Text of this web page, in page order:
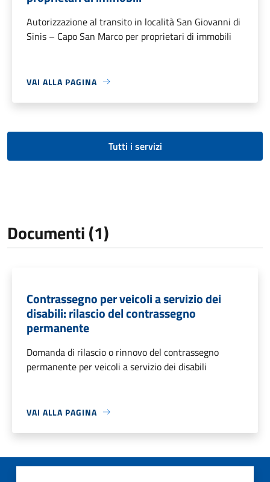
Autorizzazione al transito in località San Giovanni di
Sinis – Capo San Marco per proprietari di immobili
VAI ALLA PAGINA
Tutti i servizi
Documenti (1)
Contrassegno per veicoli a servizio dei
disabili: rilascio del contrassegno
permanente
Domanda di rilascio o rinnovo del contrassegno
permanente per veicoli a servizio dei disabili
VAI ALLA PAGINA